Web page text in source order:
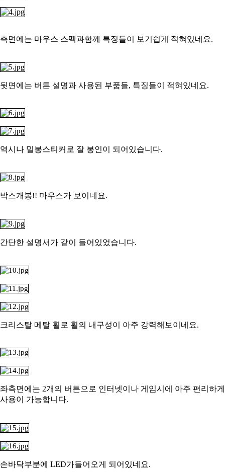
측면에는 마우스 스펙과함께 특징들이 보기쉽게 적혀있네요.
뒷면에는 버튼 설명과 사용된 부품들, 특징들이 적혀있네요.
역시나 밀봉스티커로 잘 봉인이 되어있습니다.
박스개봉!! 마우스가 보이네요.
간단한 설명서가 같이 들어있었습니다.
크리스탈 메탈 휠로 휠의 내구성이 아주 강력해보이네요.
좌측면에는 2개의 버튼으로 인터넷이나 게임시에 아주 편리하게
사용이 가능합니다.
손바닥부분에 LED가들어오게 되어있네요.